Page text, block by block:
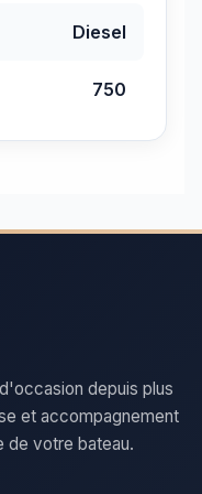
Diesel
750
depuis plus
et accompagnement
de votre bateau.